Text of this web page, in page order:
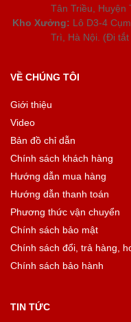
Tân Triều, Huyện
Kho Xưởng: Lô D3-4
Trì, Hà Nội. (Đi
VỀ CHÚNG TÔI
Giới thiệu
Video
Bản đồ chỉ dẫn
Chính sách khách hàng
Hướng dẫn mua hàng
Hướng dẫn thanh toán
Phương thức vận chuyển
Chính sách bảo mật
Chính sách đổi, trả hàng,
Chính sách bảo hành
TIN TỨC